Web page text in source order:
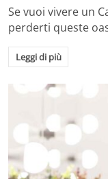
Se vuoi vivere un
perderti queste
Leggi di più